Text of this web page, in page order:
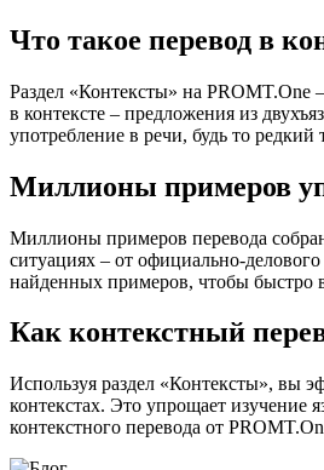
Что такое перевод в
Раздел «Контексты» на PROMT.One
в контексте – предложения из
употребление в речи, будь то
Миллионы примеров
Миллионы примеров перевода
ситуациях – от официально-
найденных примеров, чтобы быстро
Как контекстный
Используя раздел «Контексты», вы
контекстах. Это упрощает изучение
контекстного перевода от